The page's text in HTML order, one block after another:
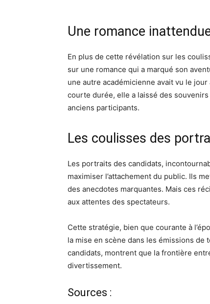
Une romance
En plus de cette révélation sur les
sur une romance qui a marqué son
une autre académicienne avait vu le
courte durée, elle a laissé des
anciens participants.
Les coulisses des
Les portraits des candidats,
maximiser l’attachement du public. Ils
des anecdotes marquantes. Mais ces
aux attentes des spectateurs.
Cette stratégie, bien que courante à
la mise en scène dans les émissions
candidats, montrent que la frontière
divertissement.
Sources :